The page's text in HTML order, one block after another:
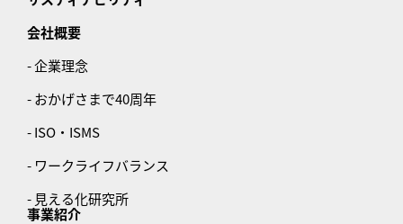
会社概要
- 企業理念
- おかげさまで40周年
- ISO・ISMS
- ワークライフバランス
- 見える化研究所
事業紹介